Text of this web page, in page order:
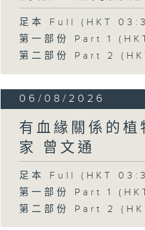
足本 Full (HKT
第一部份 Part 1
第二部份 Part 2
06/08/2026
有血緣關係的
家 曾文通
足本 Full (HKT
第一部份 Part 1
第二部份 Part 2